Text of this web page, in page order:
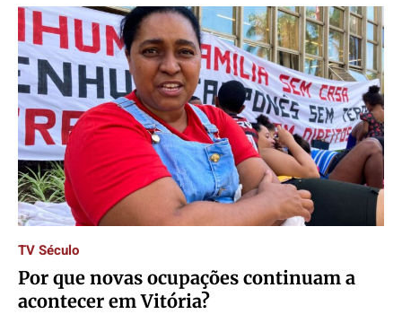
TV Século
Por que novas ocupações continuam a
acontecer em Vitória?